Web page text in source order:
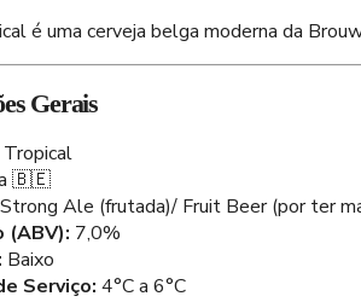
é uma cerveja belga moderna da
Gerais
🇧🇪
Ale (frutada)/ Fruit Beer (por ter
(ABV): 7,0%
Baixo
Serviço: 4°C a 6°C